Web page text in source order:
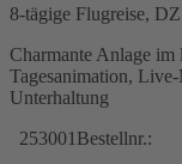
8-tägige Flugreise,
Charmante Anlage im
Tagesanimation,
Unterhaltung
253001 Bestellnr.: